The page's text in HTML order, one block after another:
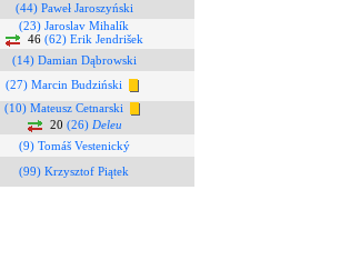
(44) Paweł Jaroszyński
(23) Jaroslav Mihalík
46 (62) Erik Jendrišek
(14) Damian Dąbrowski
(27) Marcin Budziński
(10) Mateusz Cetnarski
20 (26) Deleu
(9) Tomáš Vestenický
(99) Krzysztof Piątek